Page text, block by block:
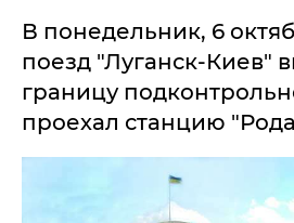
В понедельник, 6
поезд "Луганск-Киев"
границу
проехал станцию